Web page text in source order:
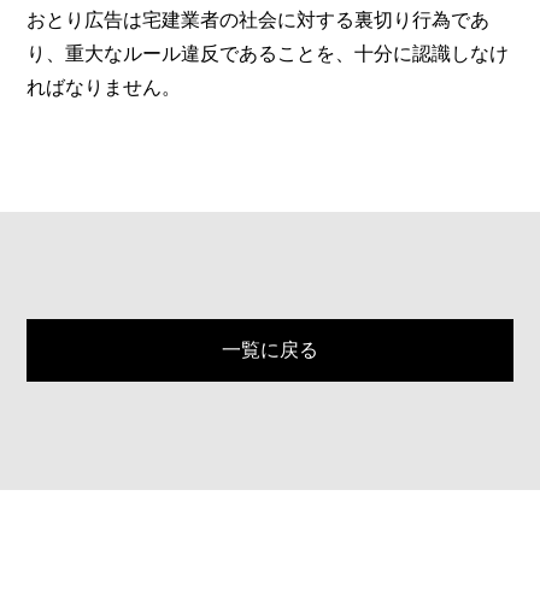
おとり広告は宅建業者の社会に対する裏切り行為であ
り、重大なルール違反であることを、十分に認識しなけ
ればなりません。
一覧に戻る